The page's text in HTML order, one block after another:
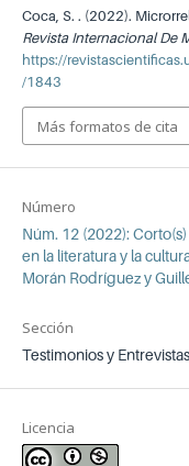
Número
Núm. 12 (2022):
en la literatura y la
Morán Rodríguez y
Sección
Testimonios y
Licencia
Coca, S. . (2022).
Revista Internacional De
https://
/1843
Más formatos de cita